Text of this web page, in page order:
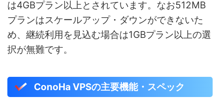
は4GBプラン以上とされています。なお512MB
プランはスケールアップ・ダウンができないた
め、継続利用を見込む場合は1GBプラン以上の選
択が無難です。
ConoHa VPSの主要機能・スペック